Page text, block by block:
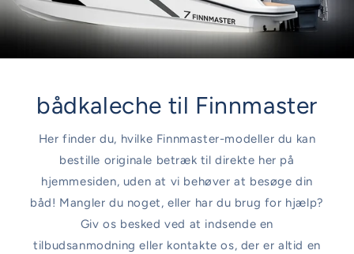
bådkaleche til Finnmaster
Her finder du, hvilke Finnmaster-modeller du kan
bestille originale betræk til direkte her på
hjemmesiden, uden at vi behøver at besøge din
båd! Mangler du noget, eller har du brug for hjælp?
Giv os besked ved at indsende en
tilbudsanmodning eller kontakte os, der er altid en